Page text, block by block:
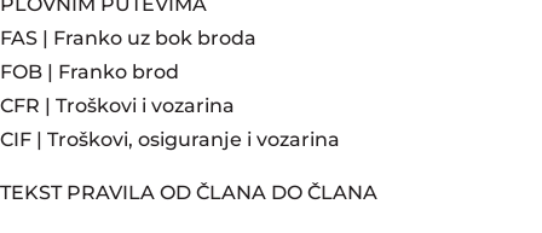
FAS | Franko uz bok broda
FOB | Franko brod
CFR | Troškovi i vozarina
CIF | Troškovi, osiguranje i vozarina
TEKST PRAVILA OD ČLANA DO ČLANA